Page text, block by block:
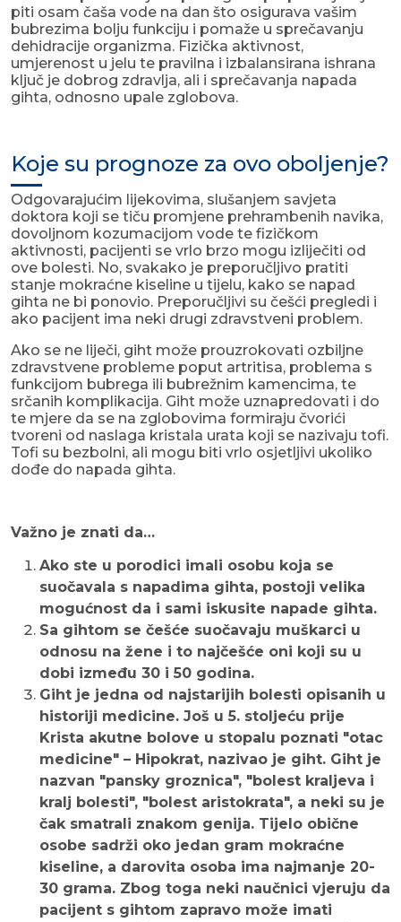
piti osam čaša vode na dan što osigurava vašim
bubrezima bolju funkciju i pomaže u sprečavanju
dehidracije organizma. Fizička aktivnost,
umjerenost u jelu te pravilna i izbalansirana ishrana
ključ je dobrog zdravlja, ali i sprečavanja napada
gihta, odnosno upale zglobova.
Koje su prognoze za ovo oboljenje?
Odgovarajućim lijekovima, slušanjem savjeta
doktora koji se tiču promjene prehrambenih navika,
dovoljnom kozumacijom vode te fizičkom
aktivnosti, pacijenti se vrlo brzo mogu izliječiti od
ove bolesti. No, svakako je preporučljivo pratiti
stanje mokraćne kiseline u tijelu, kako se napad
gihta ne bi ponovio. Preporučljivi su češći pregledi i
ako pacijent ima neki drugi zdravstveni problem.
Ako se ne liječi, giht može prouzrokovati ozbiljne
zdravstvene probleme poput artritisa, problema s
funkcijom bubrega ili bubrežnim kamencima, te
srčanih komplikacija. Giht može uznapredovati i do
te mjere da se na zglobovima formiraju čvorići
tvoreni od naslaga kristala urata koji se nazivaju tofi.
Tofi su bezbolni, ali mogu biti vrlo osjetljivi ukoliko
dođe do napada gihta.
Važno je znati da…
Ako ste u porodici imali osobu koja se
suočavala s napadima gihta, postoji velika
mogućnost da i sami iskusite napade gihta.
Sa gihtom se češće suočavaju muškarci u
odnosu na žene i to najčešće oni koji su u
dobi između 30 i 50 godina.
Giht je jedna od najstarijih bolesti opisanih u
historiji medicine. Još u 5. stoljeću prije
Krista akutne bolove u stopalu poznati "otac
medicine" – Hipokrat, nazivao je giht. Giht je
nazvan "pansky groznica", "bolest kraljeva i
kralj bolesti", "bolest aristokrata", a neki su je
čak smatrali znakom genija. Tijelo obične
osobe sadrži oko jedan gram mokraćne
kiseline, a darovita osoba ima najmanje 20-
30 grama. Zbog toga neki naučnici vjeruju da
pacijent s gihtom zapravo može imati